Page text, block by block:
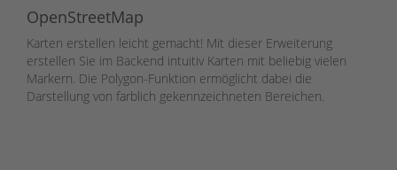
OpenStreetMap
Karten erstellen leicht gemacht! Mit dieser Erweiterung
erstellen Sie im Backend intuitiv Karten mit beliebig vielen
Markern. Die Polygon-Funktion ermöglicht dabei die
Darstellung von farblich gekennzeichneten Bereichen.